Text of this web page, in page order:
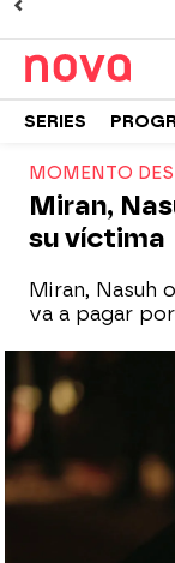
SERIES
MOMENTO
Miran,
su víctima
Miran, Nasuh
va a pagar